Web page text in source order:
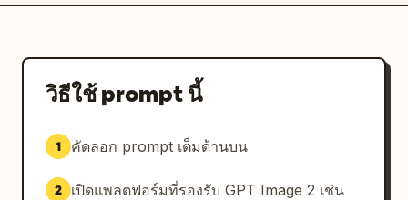
วิธีใช้ prompt นี้
1 คัดลอก prompt เต็มด้านบน
2
เปิดแพลตฟอร์มที่รองรับ GPT Image 2 เช่น